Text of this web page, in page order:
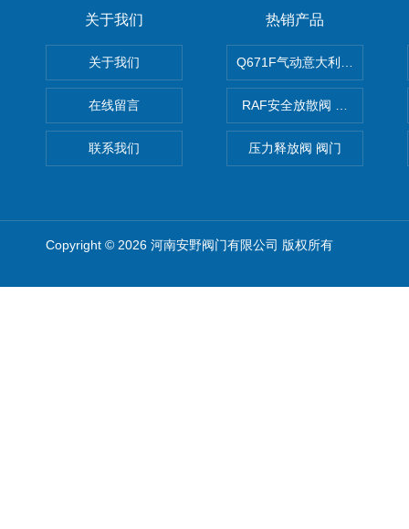
关于我们
关于我们
在线留言
联系我们
热销产品
Q671F气动意大利式薄型球阀
RAF安全放散阀 阀生产
压力释放阀 阀门
Copyright © 2026 河南安野阀门有限公司 版权所有